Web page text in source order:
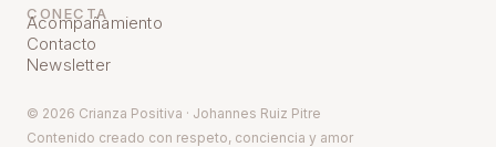
CONECTA
Acompañamiento
Contacto
Newsletter
© 2026 Crianza Positiva · Johannes Ruiz Pitre
Contenido creado con respeto, conciencia y amor